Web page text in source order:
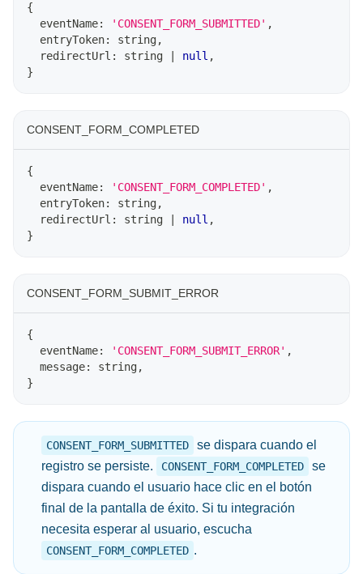
{
  eventName
: 'CONSENT_FORM_SUBMITTED' ,
  entryToken
: string,
  redirectUrl
: string null ,
}
CONSENT_FORM_COMPLETED
{
  eventName
: 'CONSENT_FORM_COMPLETED' ,
  entryToken
: string,
  redirectUrl
: string null ,
}
CONSENT_FORM_SUBMIT_ERROR
{
  eventName
: 'CONSENT_FORM_SUBMIT_ERROR' ,
  message
: string,
}
CONSENT_FORM_SUBMITTED
se dispara cuando el
registro se persiste.
CONSENT_FORM_COMPLETED
se
dispara cuando el usuario hace clic en el botón
final de la pantalla de éxito. Si tu integración
necesita esperar al usuario, escucha
CONSENT_FORM_COMPLETED .